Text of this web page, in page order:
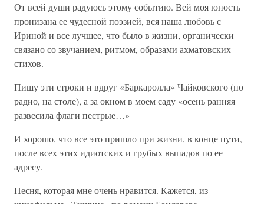
От всей души радуюсь этому событию. Вей моя юность
пронизана ее чудесной поэзией, вся наша любовь с
Ириной и все лучшее, что было в жизни, органически
связано со звучанием, ритмом, образами ахматовских
стихов.
Пишу эти строки и вдруг «Баркаролла» Чайковского (по
радио, на столе), а за окном в моем саду «осень ранняя
развесила флаги пестрые…»
И хорошо, что все это пришло при жизни, в конце пути,
после всех этих идиотских и грубых выпадов по ее
адресу.
Песня, которая мне очень нравится. Кажется, из